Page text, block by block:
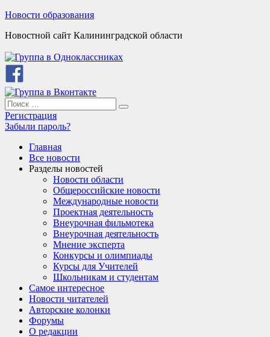
Skip
content
Новости образования
Новостной сайт Калининградской области
Search
for:
Search
Регистрация
Забыли пароль?
Главная
Все новости
Разделы новостей
Новости области
Общероссийские новости
Международные новости
Проектная деятельность
Внеурочная фильмотека
Внеурочная деятельность
Мнение эксперта
Конкурсы и олимпиады
Курсы для Учителей
Школьникам и студентам
Самое интересное
Новости читателей
Авторские колонки
Форумы
О редакции